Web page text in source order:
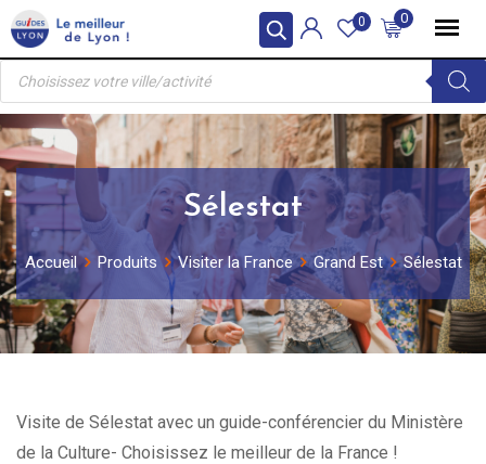
Skip
to
content
0
0
Recherche
produits
Sélestat
Accueil Produits Visiter la France Grand Est Sélestat
Visite de Sélestat avec un guide-conférencier du Ministère
de la Culture- Choisissez le meilleur de la France !